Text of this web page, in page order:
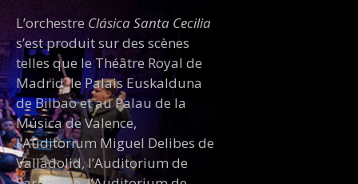
L’orchestre Clásica Santa Cecilia
s’est produit sur des scènes
telles que le Théâtre Royal de
Madrid, le Palais Euskalduna
de Bilbao et au Palau de la
Música de Valence,
l’Auditorium Miguel Delibes de
Valladolid, l’Auditorium de